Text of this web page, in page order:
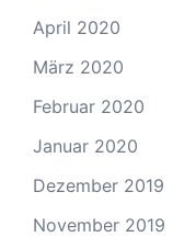
April 2020
März 2020
Februar 2020
Januar 2020
Dezember 2019
November 2019